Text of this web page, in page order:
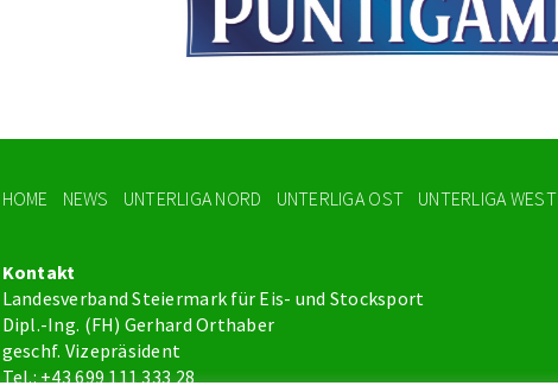
HOME NEWS UNTERLIGA NORD UNTERLIGA OST UNTERLIGA WEST
Kontakt
Landesverband Steiermark für Eis- und Stocksport
Dipl.-Ing. (FH) Gerhard Orthaber
geschf. Vizepräsident
Tel.: +43 699 111 333 28